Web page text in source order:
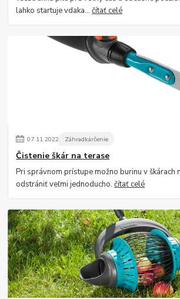
lahko startuje vdaka...čítať celé
07.11.2022 Záhradkárčenie
Čistenie škár na terase
Pri správnom prístupe možno burinu v škárach
odstrániť veľmi jednoducho.čítať celé